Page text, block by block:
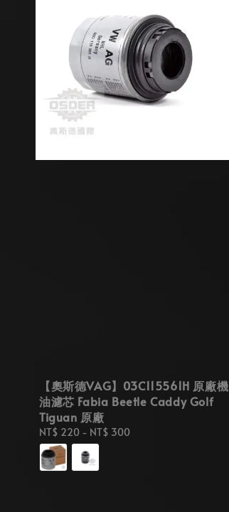
【奧斯德VAG】03C115561H 原廠機
油濾芯 Fabia Beetle Caddy Golf
Tiguan 原廠
Regular
price
NT$ 220 - NT$ 300